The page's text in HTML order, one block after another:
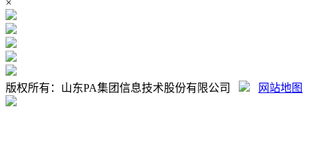
×
版权所有：山东PA集团信息技术股份有限公司 网站地图